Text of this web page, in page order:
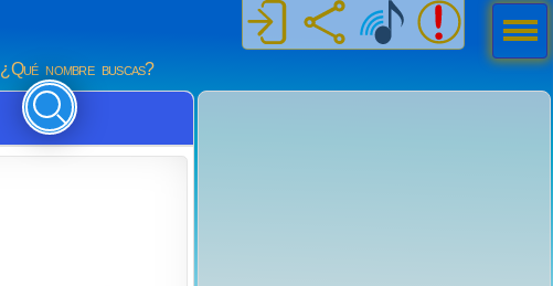
¿Qué nombre buscas?
Men
ú